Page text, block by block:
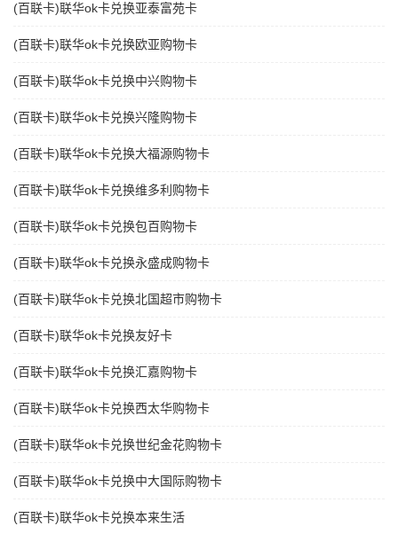
(百联卡)联华ok卡兑换亚泰富苑卡
(百联卡)联华ok卡兑换欧亚购物卡
(百联卡)联华ok卡兑换中兴购物卡
(百联卡)联华ok卡兑换兴隆购物卡
(百联卡)联华ok卡兑换大福源购物卡
(百联卡)联华ok卡兑换维多利购物卡
(百联卡)联华ok卡兑换包百购物卡
(百联卡)联华ok卡兑换永盛成购物卡
(百联卡)联华ok卡兑换北国超市购物卡
(百联卡)联华ok卡兑换友好卡
(百联卡)联华ok卡兑换汇嘉购物卡
(百联卡)联华ok卡兑换西太华购物卡
(百联卡)联华ok卡兑换世纪金花购物卡
(百联卡)联华ok卡兑换中大国际购物卡
(百联卡)联华ok卡兑换本来生活